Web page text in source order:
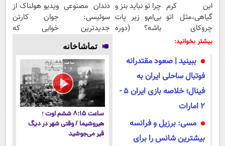
این کرم
گیاهی،مثل اتو
چروکای
پوستتوصاف
چرا تو نباید بنز و
بی‌ام‌و زیر پات
باشه؟ (دوره
دندان مصنوعی
سوئیسی:
جدیدترین
فناوری اروپا،
سبک و مقاوم |
پرداخت قسطی
ویدیو هولناک از
جوان کارتن
خوابی که
بیشتر بخوانید:
ببینید | صعود مقتدرانه
فوتبال ساحلی ایران به
فینال؛ خلاصه بازی ایران ۵ -
۲ امارات
مسی: برزیل و فرانسه
بیشترین شانس را برای
تماشاخانه
ساعت ۸:۱۵ ششم اوت ؛
هیروشیما / وقتی شهر در دیگ
قیر می‌جوشید